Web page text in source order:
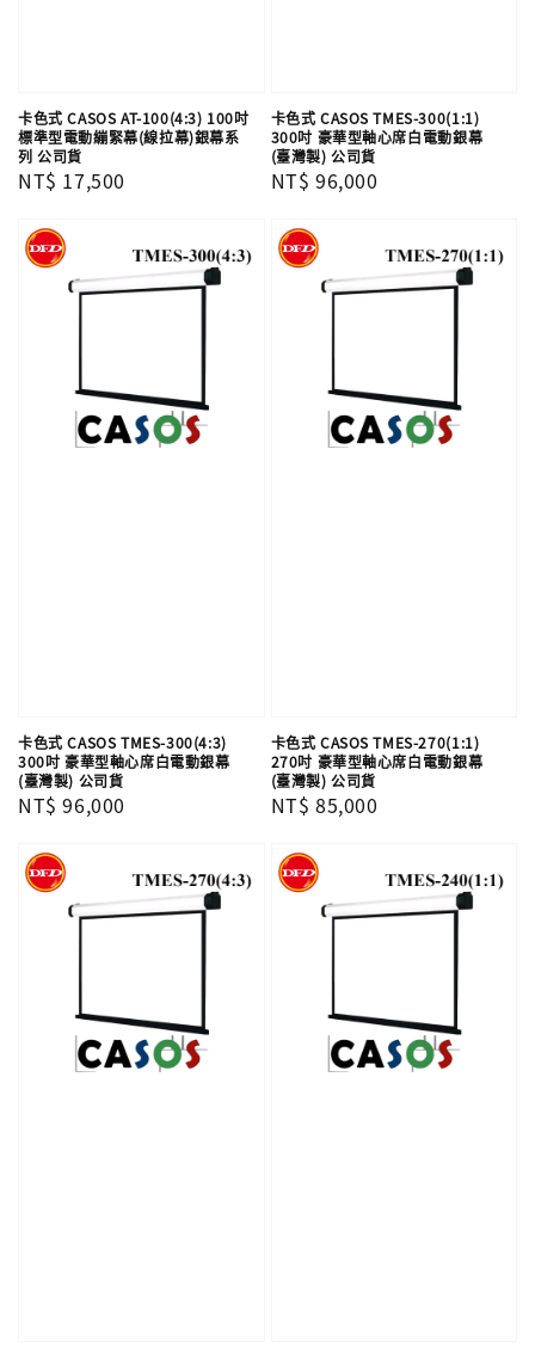
卡色式 CASOS AT-100(4:3) 100吋
標準型電動繃緊幕(線拉幕)銀幕系
列 公司貨
Regular
NT$ 17,500
卡色式 CASOS TMES-300(1:1)
300吋 豪華型軸心席白電動銀幕
(臺灣製) 公司貨
Regular
NT$ 96,000
卡色式 CASOS TMES-300(4:3)
300吋 豪華型軸心席白電動銀幕
(臺灣製) 公司貨
Regular
NT$ 96,000
卡色式 CASOS TMES-270(1:1)
270吋 豪華型軸心席白電動銀幕
(臺灣製) 公司貨
Regular
NT$ 85,000